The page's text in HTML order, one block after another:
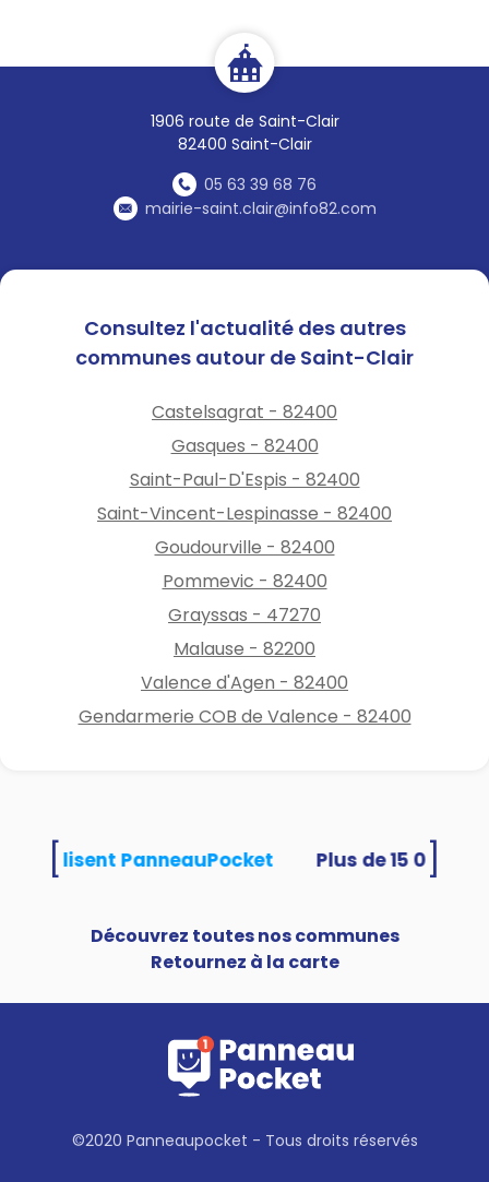
1906 route de Saint-Clair
82400 Saint-Clair
05 63 39 68 76
mairie-saint.clair@info82.com
Consultez l'actualité des autres
communes autour de Saint-Clair
Castelsagrat - 82400
Gasques - 82400
Saint-Paul-D'Espis - 82400
Saint-Vincent-Lespinasse - 82400
Goudourville - 82400
Pommevic - 82400
Grayssas - 47270
Malause - 82200
Valence d'Agen - 82400
Gendarmerie COB de Valence - 82400
utilisent PanneauPocket
Découvrez toutes nos communes
Retournez à la carte
©2020 Panneaupocket - Tous droits réservés